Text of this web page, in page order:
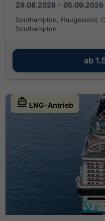
29.08.2026 - 05.09.2026
Southampton, Haugesund,
Southampton
ab
LNG-Antrieb